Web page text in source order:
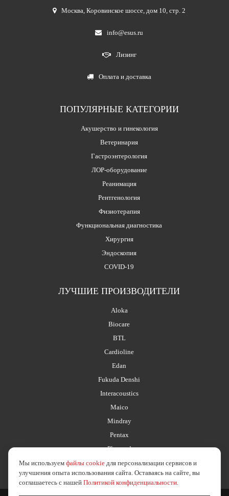
Москва,Коровинское шоссе, дом 10, стр. 2
info@esus.ru
Лизинг
Оплата и доставка
ПОПУЛЯРНЫЕ КАТЕГОРИИ
Акушерство и гинекология
Ветеринария
Гастроэнтерология
ЛОР-оборудование
Реанимация
Рентгенология
Физиотерапия
Функциональная диагностика
Хирургия
Эндоскопия
COVID-19
ЛУЧШИЕ ПРОИЗВОДИТЕЛИ
Aloka
Biocare
BTL
Cardioline
Edan
Fukuda Denshi
Interacoustics
Maico
Mindray
Pentax
Planmed
Мы используем файлы cookie для персонализации сервисов и
улучшения опыта использования сайта. Оставаясь на сайте, вы
соглашаетесь с нашей Политикой конфиденциальности.